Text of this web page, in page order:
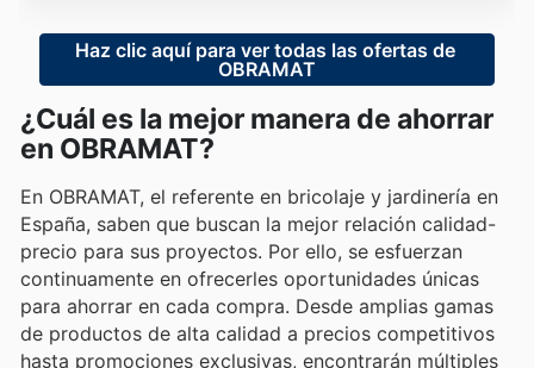
Haz clic aquí para ver todas las ofertas de
OBRAMAT
¿Cuál es la mejor manera de ahorrar
en OBRAMAT?
En OBRAMAT, el referente en bricolaje y jardinería en
España, saben que buscan la mejor relación calidad-
precio para sus proyectos. Por ello, se esfuerzan
continuamente en ofrecerles oportunidades únicas
para ahorrar en cada compra. Desde amplias gamas
de productos de alta calidad a precios competitivos
hasta promociones exclusivas, encontrarán múltiples